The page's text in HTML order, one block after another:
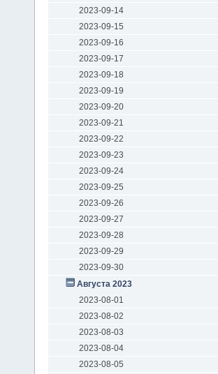
2023-09-14
2023-09-15
2023-09-16
2023-09-17
2023-09-18
2023-09-19
2023-09-20
2023-09-21
2023-09-22
2023-09-23
2023-09-24
2023-09-25
2023-09-26
2023-09-27
2023-09-28
2023-09-29
2023-09-30
Августа 2023
2023-08-01
2023-08-02
2023-08-03
2023-08-04
2023-08-05